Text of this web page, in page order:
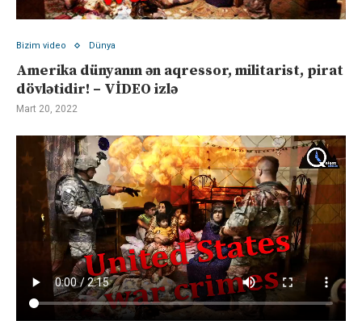
Bizim video Dünya
Amerika dünyanın ən aqressor, militarist, pirat
dövlətidir! – VİDEO izlə
Mart 20, 2022